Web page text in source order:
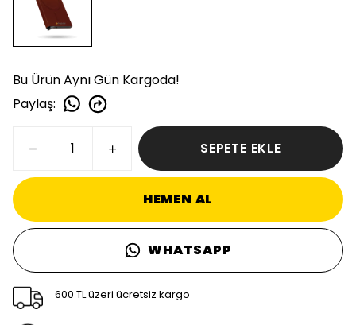
Bu Ürün Aynı Gün Kargoda!
Paylaş:
SEPETE EKLE
HEMEN AL
WHATSAPP
600 TL üzeri ücretsiz kargo